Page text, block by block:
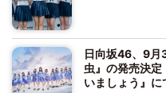
日向坂46、9月
虫』の発売決
いましょう』に